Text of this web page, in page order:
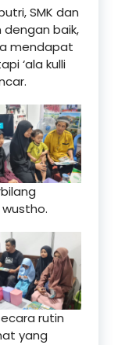
SMK dan
dengan baik,
mendapat
‘ala kulli
rutin
yang